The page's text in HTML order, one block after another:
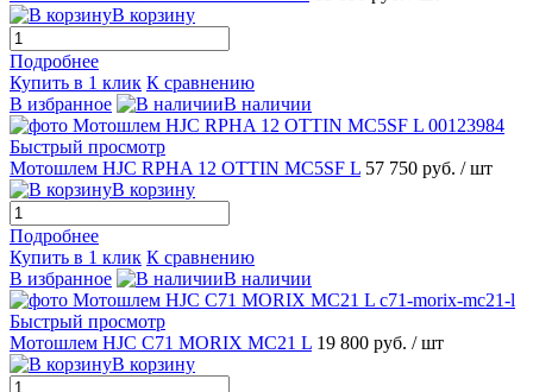
В корзину
Подробнее
Купить в 1 клик К сравнению
В избранное
В наличии
Быстрый просмотр
Мотошлем HJC RPHA 12 OTTIN MC5SF L 57 750 руб. / шт
В корзину
Подробнее
Купить в 1 клик К сравнению
В избранное
В наличии
Быстрый просмотр
Мотошлем HJC С71 MORIX MC21 L 19 800 руб. / шт
В корзину